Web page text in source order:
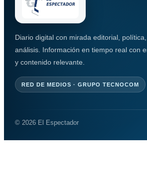
Diario digital con mirada editorial,
análisis. Información en tiempo real con
y contenido relevante.
RED DE MEDIOS · GRUPO TECNOCOM
© 2026 El Espectador